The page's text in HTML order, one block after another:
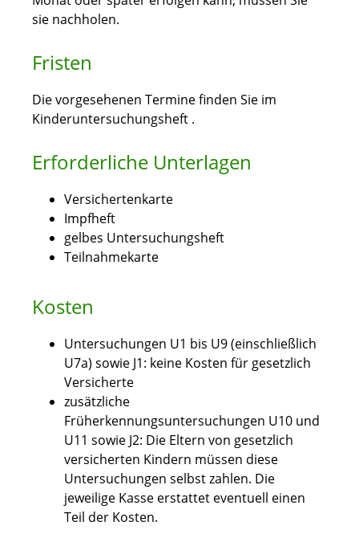
sie nachholen.
Fristen
Die vorgesehenen Termine finden Sie im
Kinderuntersuchungsheft .
Erforderliche Unterlagen
Versichertenkarte
Impfheft
gelbes Untersuchungsheft
Teilnahmekarte
Kosten
Untersuchungen U1 bis U9 (einschließlich
U7a) sowie J1: keine Kosten für gesetzlich
Versicherte
zusätzliche
Früherkennungsuntersuchungen U10 und
U11 sowie J2: Die Eltern von gesetzlich
versicherten Kindern müssen diese
Untersuchungen selbst zahlen. Die
jeweilige Kasse erstattet eventuell einen
Teil der Kosten.